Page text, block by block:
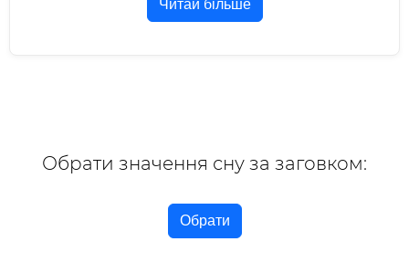
Читай більше
Обрати значення сну за заговком:
Обрати